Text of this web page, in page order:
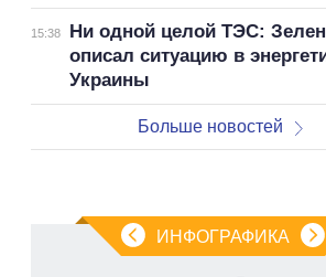
15:38
Ни одной целой ТЭС:
описал ситуацию в
Украины
Больше новостей
ИНФОГРАФИКА